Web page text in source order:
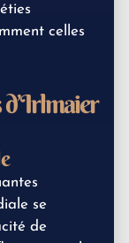
celles
se
de